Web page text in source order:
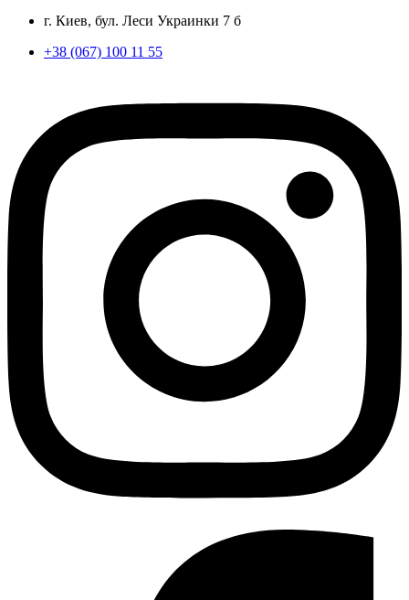
г. Киев, бул. Леси Украинки 7 б
+38 (067) 100 11 55